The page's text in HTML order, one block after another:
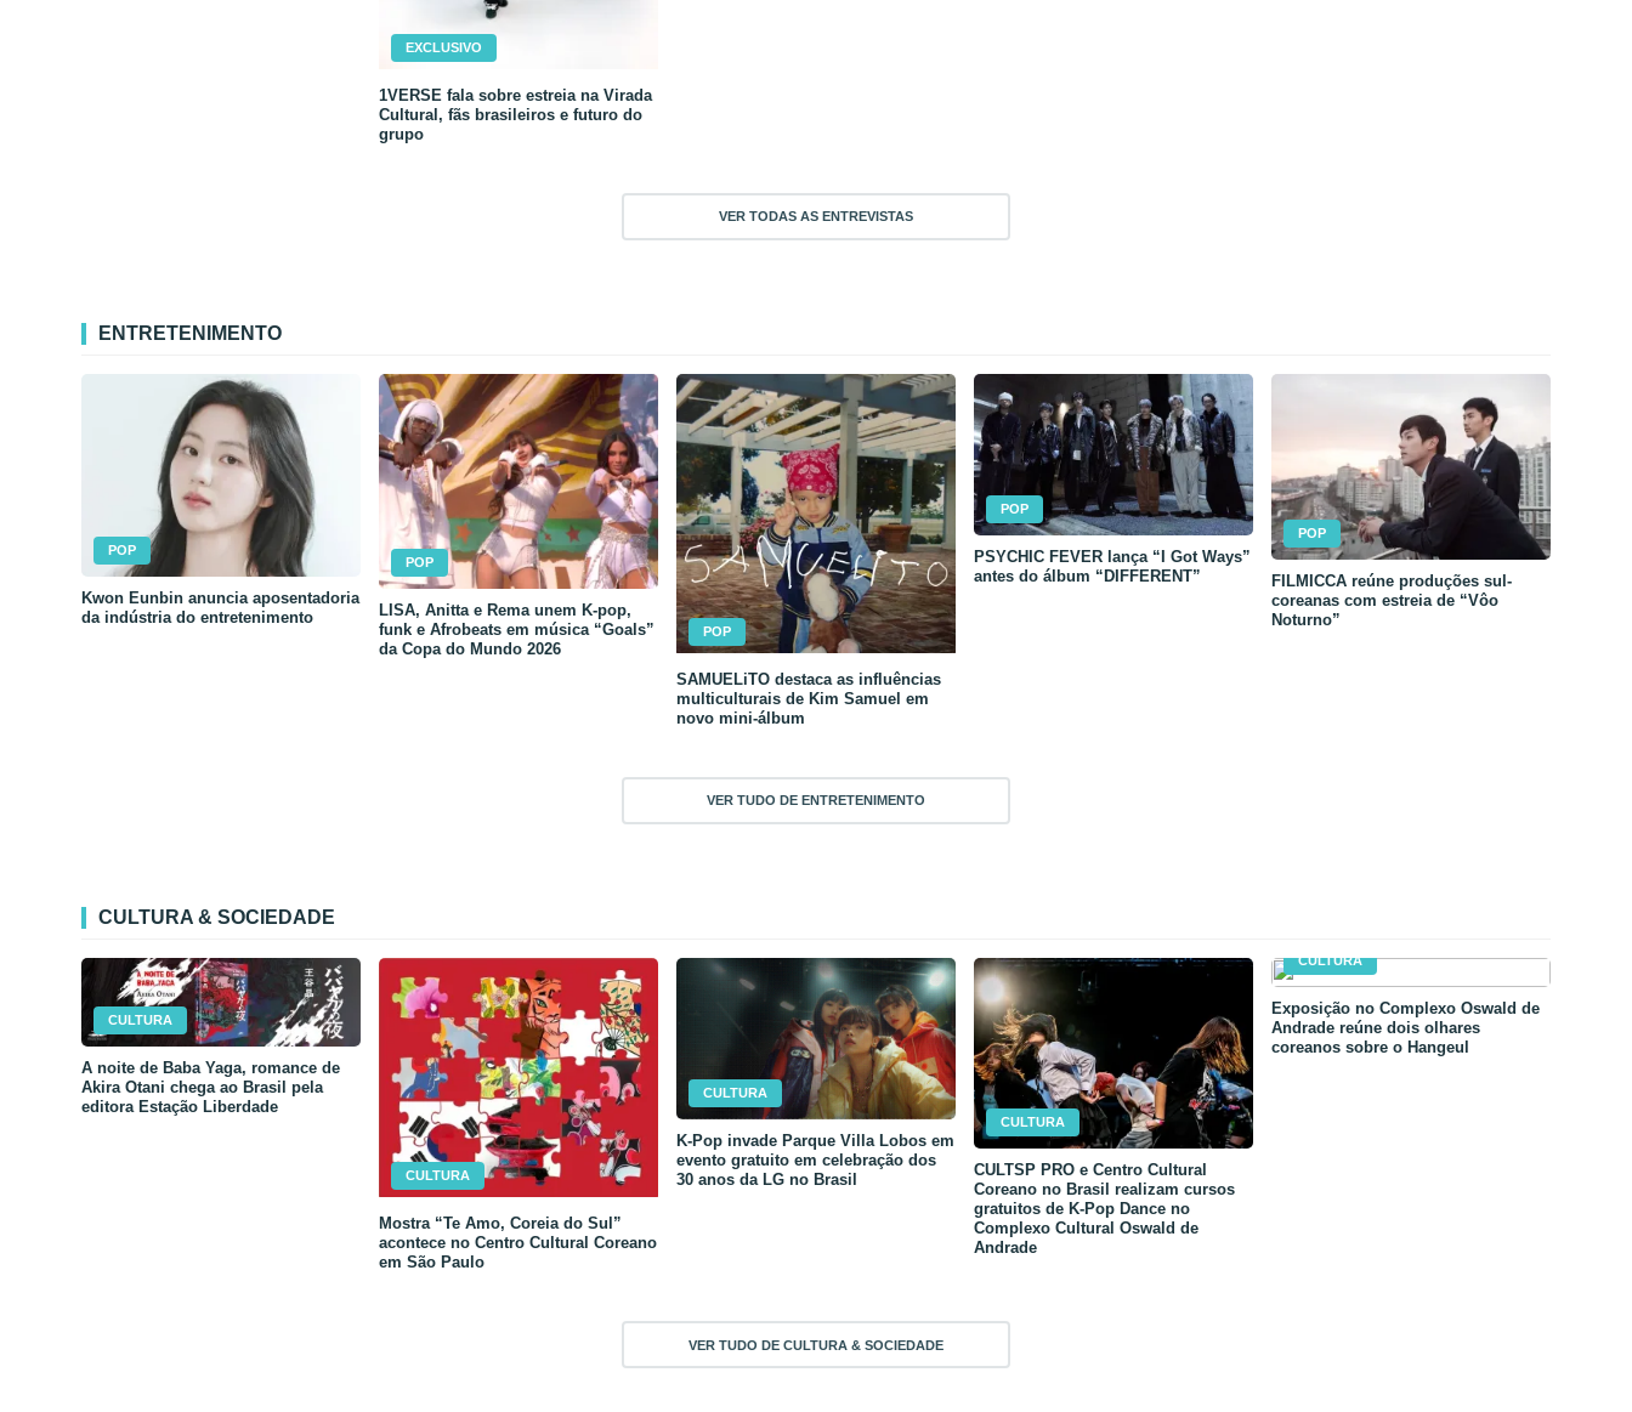
EXCLUSIVO
1VERSE fala sobre estreia na Virada
Cultural, fãs brasileiros e futuro do
grupo
VER TODAS AS ENTREVISTAS
ENTRETENIMENTO
POP
Kwon Eunbin anuncia aposentadoria
da indústria do entretenimento
POP
LISA, Anitta e Rema unem K-pop,
funk e Afrobeats em música “Goals”
da Copa do Mundo 2026
POP
SAMUELiTO destaca as influências
multiculturais de Kim Samuel em
novo mini-álbum
POP
PSYCHIC FEVER lança “I Got Ways”
antes do álbum “DIFFERENT”
POP
FILMICCA reúne produções sul-
coreanas com estreia de “Vôo
Noturno”
VER TUDO DE ENTRETENIMENTO
CULTURA & SOCIEDADE
CULTURA
A noite de Baba Yaga, romance de
Akira Otani chega ao Brasil pela
editora Estação Liberdade
CULTURA
Mostra “Te Amo, Coreia do Sul”
acontece no Centro Cultural Coreano
em São Paulo
CULTURA
K-Pop invade Parque Villa Lobos em
evento gratuito em celebração dos
30 anos da LG no Brasil
CULTURA
CULTSP PRO e Centro Cultural
Coreano no Brasil realizam cursos
gratuitos de K-Pop Dance no
Complexo Cultural Oswald de
Andrade
CULTURA
Exposição no Complexo Oswald de
Andrade reúne dois olhares
coreanos sobre o Hangeul
VER TUDO DE CULTURA & SOCIEDADE